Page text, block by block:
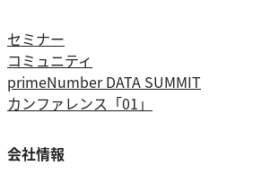
セミナー
コミュニティ
primeNumber DATA SUMMIT
カンファレンス「01」
会社情報